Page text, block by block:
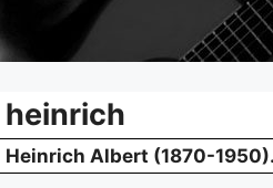
heinrich
Heinrich Albert (1870-